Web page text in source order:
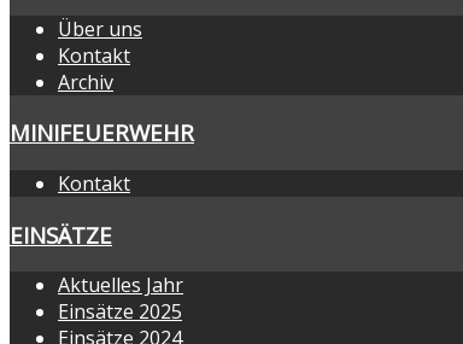
Über uns
Kontakt
Archiv
MINIFEUERWEHR
Kontakt
EINSÄTZE
Aktuelles Jahr
Einsätze 2025
Einsätze 2024